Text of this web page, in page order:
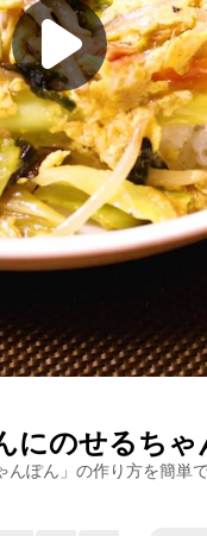
にのせるちゃ
んぽん 」の作り方を簡単